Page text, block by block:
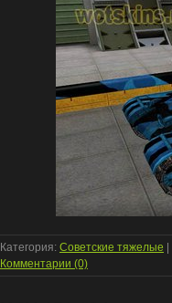
Категория: Советские тяжелые
Комментарии (0)